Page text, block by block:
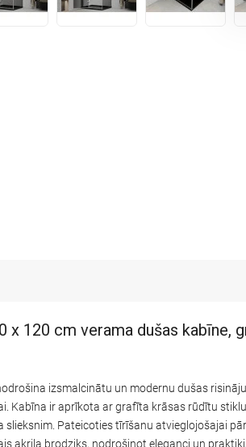
x 120 cm verama dušas kabīne,
izsmalcinātu un modernu dušas
Kabīna ir aprīkota ar grafīta krāsas rūdītu
slieksnim. Pateicoties tīrīšanu atvieglojošajai
akrila brodziks, nodrošinot eleganci un